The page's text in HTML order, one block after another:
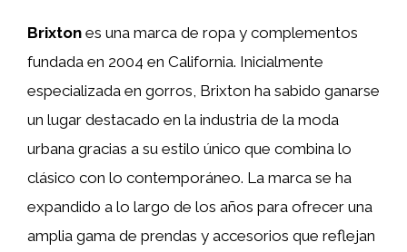
Brixton es una marca de ropa y complementos
fundada en 2004 en California. Inicialmente
especializada en gorros, Brixton ha sabido ganarse
un lugar destacado en la industria de la moda
urbana gracias a su estilo único que combina lo
clásico con lo contemporáneo. La marca se ha
expandido a lo largo de los años para ofrecer una
amplia gama de prendas y accesorios que reflejan